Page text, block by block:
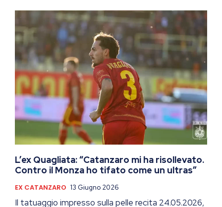
L’ex Quagliata: “Catanzaro mi ha risollevato.
Contro il Monza ho tifato come un ultras”
EX CATANZARO 13 Giugno 2026
Il tatuaggio impresso sulla pelle recita 24.05.2026,